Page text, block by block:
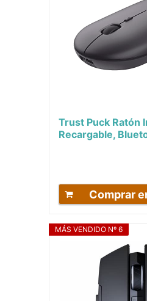
Trust Puck Ratón
Recargable,
con
Comprar
MÁS VENDIDO Nº 6